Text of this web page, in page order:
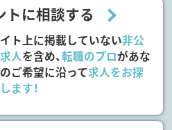
トに相談する
ト上に掲載していない非公
人を含め、転職のプロがあな
ご希望に沿って求人をお探
ます！